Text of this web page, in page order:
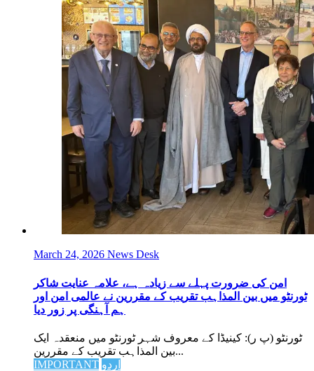
March 24, 2026 News Desk
امن کی ضرورت پہلے سے زیادہ ہے، علامہ عنایت شاکر
ٹورنٹو میں بین المذاہب تقریب کے مقررین نے عالمی امن اور
ہم آہنگی پر زور دیا
ٹورنٹو (پ ر): کینیڈا کے معروف شہر ٹورنٹو میں منعقدہ ایک
بین المذاہب تقریب کے مقررین...
IMPORTANT اردو